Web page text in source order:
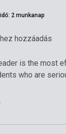
2 munkanap
hozzáadás
is the most
who are